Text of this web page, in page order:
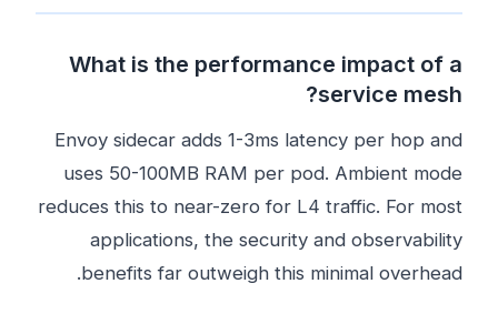
What is the performance impact of a
service mesh?
Envoy sidecar adds 1-3ms latency per hop and
uses 50-100MB RAM per pod. Ambient mode
reduces this to near-zero for L4 traffic. For most
applications, the security and observability
benefits far outweigh this minimal overhead.